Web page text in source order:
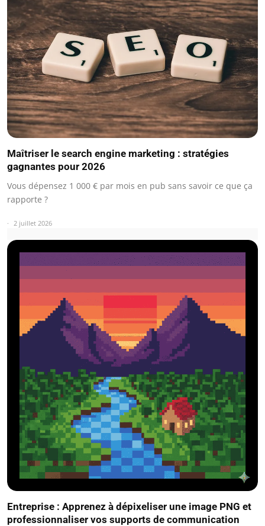
Maîtriser le search engine marketing : stratégies
gagnantes pour 2026
Vous dépensez 1 000 € par mois en pub sans savoir ce que ça
rapporte ?
2 juillet 2026
Entreprise : Apprenez à dépixeliser une image PNG et
professionnaliser vos supports de communication